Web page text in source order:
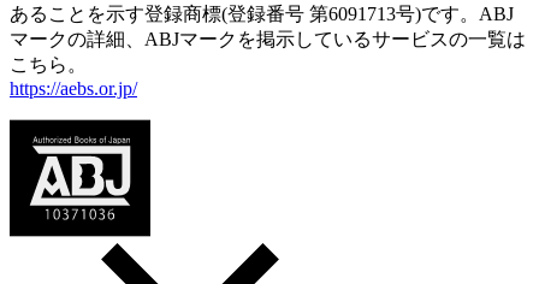
あることを示す登録商標(登録番号 第6091713号)です。ABJ
マークの詳細、ABJマークを掲示しているサービスの一覧は
こちら。
https://aebs.or.jp/